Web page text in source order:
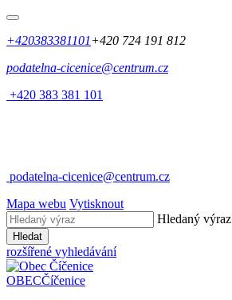
+420383381101+420 724 191 812
podatelna-cicenice@centrum.cz
+420 383 381 101
podatelna-cicenice@centrum.cz
Mapa webu Vytisknout
Hledaný výraz
Hledat
rozšířené vyhledávání
OBECČíčenice